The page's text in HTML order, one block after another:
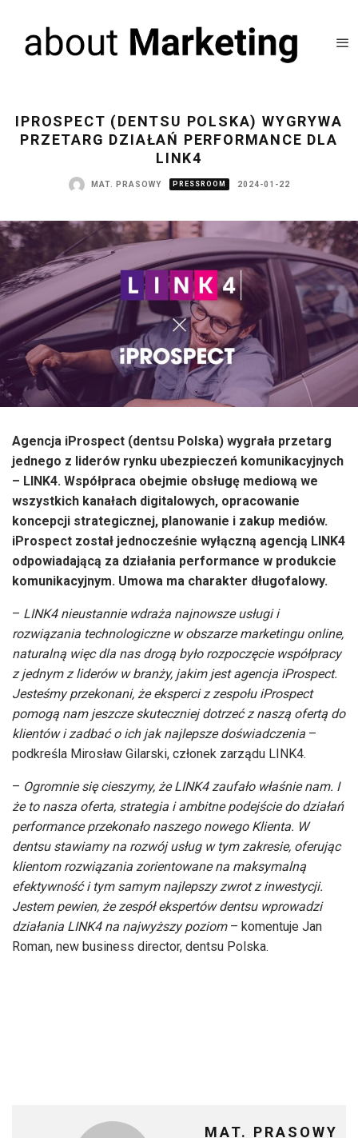
IPROSPECT (DENTSU POLSKA) WYGRYWA
PRZETARG DZIAŁAŃ PERFORMANCE DLA
LINK4
MAT. PRASOWY PRESSROOM 2024-01-22
Agencja iProspect (dentsu Polska) wygrała przetarg
jednego z liderów rynku ubezpieczeń komunikacyjnych
– LINK4. Współpraca obejmie obsługę mediową we
wszystkich kanałach digitalowych, opracowanie
koncepcji strategicznej, planowanie i zakup mediów.
iProspect został jednocześnie wyłączną agencją LINK4
odpowiadającą za działania performance w produkcie
komunikacyjnym. Umowa ma charakter długofalowy.
– LINK4 nieustannie wdraża najnowsze usługi i
rozwiązania technologiczne w obszarze marketingu online,
naturalną więc dla nas drogą było rozpoczęcie współpracy
z jednym z liderów w branży, jakim jest agencja iProspect.
Jesteśmy przekonani, że eksperci z zespołu iProspect
pomogą nam jeszcze skuteczniej dotrzeć z naszą ofertą do
klientów i zadbać o ich jak najlepsze doświadczenia –
podkreśla Mirosław Gilarski, członek zarządu LINK4.
– Ogromnie się cieszymy, że LINK4 zaufało właśnie nam. I
że to nasza oferta, strategia i ambitne podejście do działań
performance przekonało naszego nowego Klienta. W
dentsu stawiamy na rozwój usług w tym zakresie, oferując
klientom rozwiązania zorientowane na maksymalną
efektywność i tym samym najlepszy zwrot z inwestycji.
Jestem pewien, że zespół ekspertów dentsu wprowadzi
działania LINK4 na najwyższy poziom– komentuje Jan
Roman, new business director, dentsu Polska.
MAT. PRASOWY